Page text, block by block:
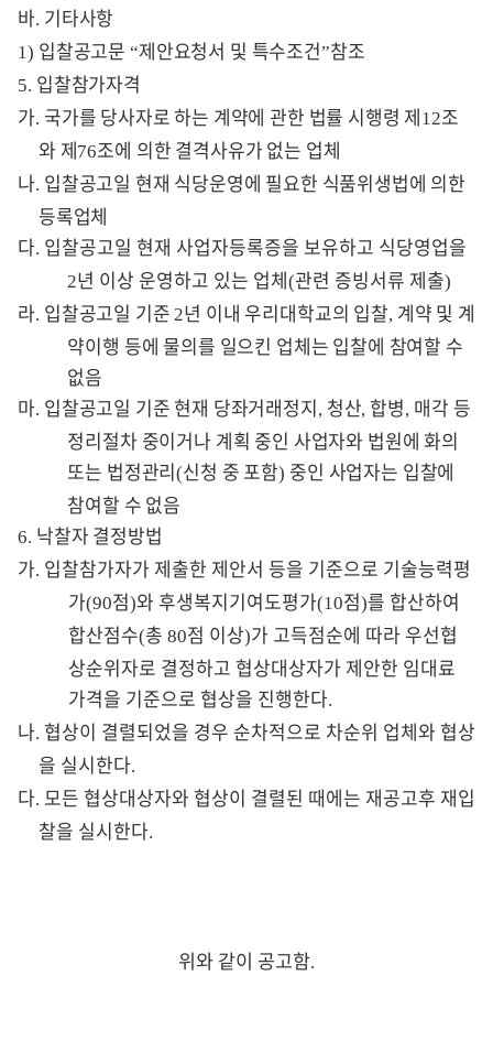
바. 기타사항
1) 입찰공고문 “제안요청서 및 특수조건”참조
5. 입찰참가자격
가. 국가를 당사자로 하는 계약에 관한 법률 시행령 제12조
와 제76조에 의한 결격사유가 없는 업체
나. 입찰공고일 현재 식당운영에 필요한 식품위생법에 의한
등록업체
다. 입찰공고일 현재 사업자등록증을 보유하고 식당영업을
2년 이상 운영하고 있는 업체(관련 증빙서류 제출)
라. 입찰공고일 기준2년 이내 우리대학교의 입찰, 계약 및 계
약이행 등에 물의를 일으킨 업체는 입찰에 참여할 수
없음
마. 입찰공고일 기준 현재 당좌거래정지, 청산, 합병, 매각 등
정리절차 중이거나 계획 중인 사업자와 법원에 화의
또는 법정관리(신청 중 포함) 중인 사업자는 입찰에
참여할 수 없음
6. 낙찰자 결정방법
가. 입찰참가자가 제출한 제안서 등을 기준으로 기술능력평
가(90점)와 후생복지기여도평가(10점)를 합산하여
합산점수(총80점 이상)가 고득점순에 따라 우선협
상순위자로 결정하고 협상대상자가 제안한 임대료
가격을 기준으로 협상을 진행한다.
나. 협상이 결렬되었을 경우 순차적으로 차순위 업체와 협상
을 실시한다.
다. 모든 협상대상자와 협상이 결렬된 때에는 재공고후 재입
찰을 실시한다.
위와 같이 공고함.